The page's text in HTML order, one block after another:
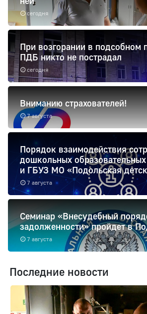
сегодня
сегодня
При возгорании в подсобном
ПДБ никто не пострадал
7 августа
Вниманию страхователей!
7 августа
Порядок взаимодействия
дошкольных
и ГБУЗ МО «Подольская
7 августа
Семинар «Внесудебный
задолженности» пройдет в
Последние новости